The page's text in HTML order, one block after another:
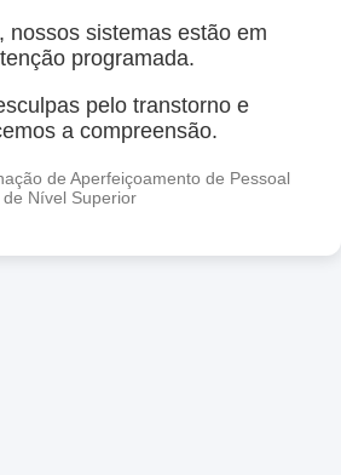
nossos sistemas estão em
programada.
pelo transtorno e
a compreensão.
de Aperfeiçoamento de Pessoal
de Nível Superior